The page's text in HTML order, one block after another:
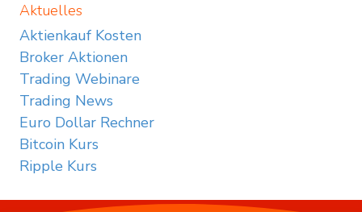
Aktuelles
Aktienkauf Kosten
Broker Aktionen
Trading Webinare
Trading News
Euro Dollar Rechner
Bitcoin Kurs
Ripple Kurs